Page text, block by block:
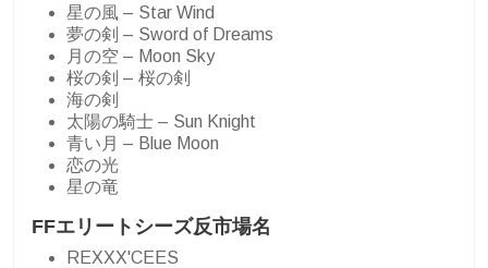
星の風 – Star Wind
夢の剣 – Sword of Dreams
月の空 – Moon Sky
桜の剣 – 桜の剣
海の剣
太陽の騎士 – Sun Knight
青い月 – Blue Moon
恋の光
星の竜
FFエリートシーズ反市場名
REXXX'CEES